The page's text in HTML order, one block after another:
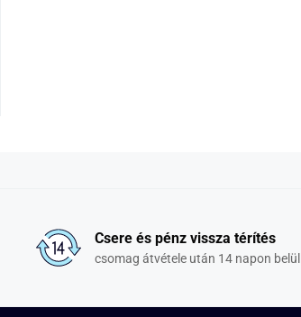
Csere és pénz vissza térítés
csomag átvétele után 14 napon belül